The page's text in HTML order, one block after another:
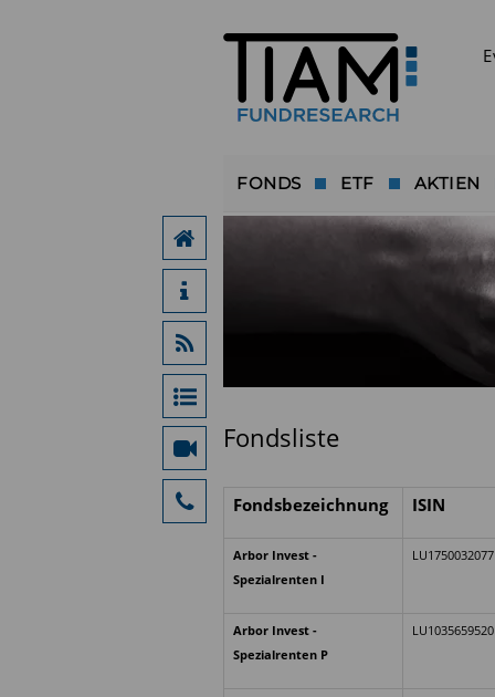
FONDS ETF AKTIEN
Fondsliste
Fondsbezeichnung ISIN
Arbor Invest -
Spezialrenten I
LU1750032077
Arbor Invest -
Spezialrenten P
LU1035659520